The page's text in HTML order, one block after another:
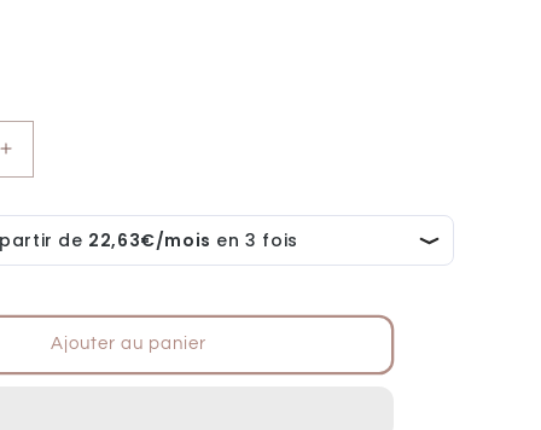
Augmenter
la
quantité
de
Tapis
enfant
crochetAjouter au panier